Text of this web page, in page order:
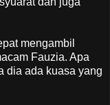
mengambil
Fauzia. Apa
dia ada kuasa yang